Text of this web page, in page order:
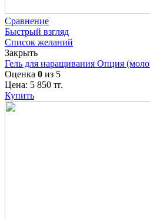
Сравнение
Быстрый взгляд
Список желаний
Закрыть
Гель для наращивания Опция
Оценка 0 из 5
Цена: 5 850 тг.
Купить